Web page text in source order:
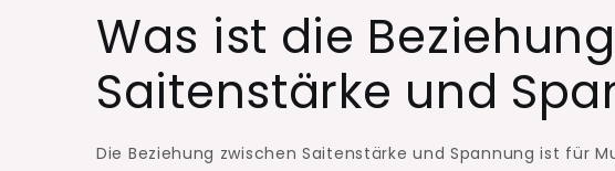
Was ist die
Saitenstärke und
Die Beziehung zwischen Saitenstärke und Spannung ist für